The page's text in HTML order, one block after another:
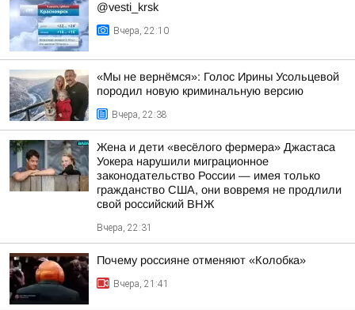
@vesti_krsk
Вчера, 22:10
«Мы не вернёмся»: Голос Ирины Усольцевой
породил новую криминальную версию
Вчера, 22:38
Жена и дети «весёлого фермера» Джастаса
Уокера нарушили миграционное
законодательство России — имея только
гражданство США, они вовремя не продлили
свой российский ВНЖ
Вчера, 22:31
Почему россияне отменяют «Колобка»
Вчера, 21:41